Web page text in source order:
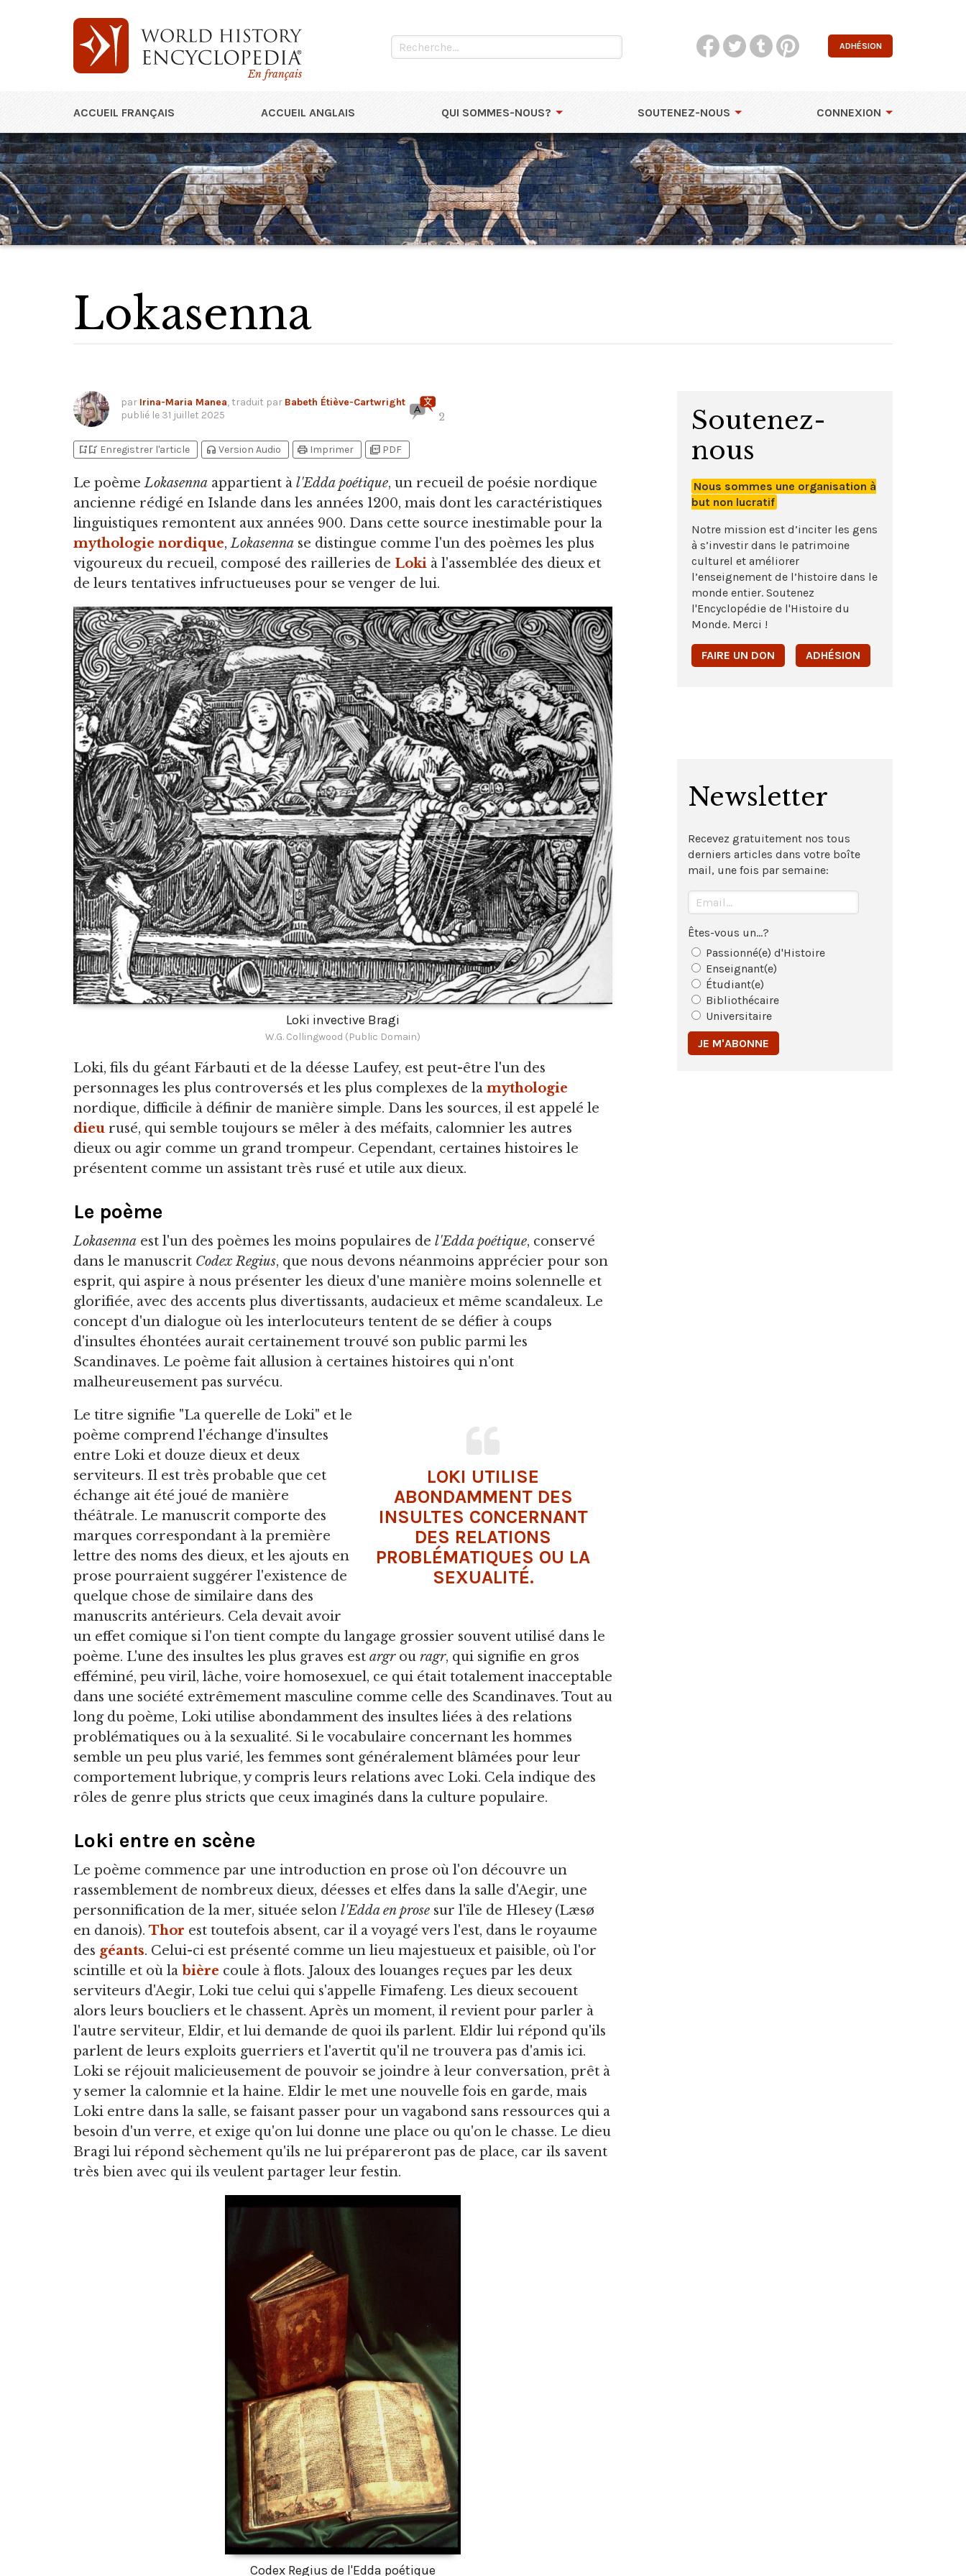
En français
ADHÉSION
ACCUEIL FRANÇAIS ACCUEIL ANGLAIS QUI SOMMES-NOUS? SOUTENEZ-NOUS CONNEXION
Lokasenna
par Irina-Maria Manea, traduit par Babeth Étiève-Cartwright
publié le 31 juillet 2025 2
bookmark_addbookmark_added Enregistrer l'article headphones Version Audio print Imprimer picture_as_pdf PDF
Le poèmeLokasenna appartient à l'Edda poétique, un recueil de poésie nordique
ancienne rédigé en Islande dans les années 1200, mais dont les caractéristiques
linguistiques remontent aux années 900. Dans cette source inestimable pour la
mythologie nordique,Lokasenna se distingue comme l'un des poèmes les plus
vigoureux du recueil, composé des railleries de Loki à l'assemblée des dieux et
de leurs tentatives infructueuses pour se venger de lui.
Loki invective Bragi
W.G. Collingwood (Public Domain)
Loki, fils du géant Fárbauti et de la déesse Laufey, est peut-être l'un des
personnages les plus controversés et les plus complexes de la mythologie
nordique, difficile à définir de manière simple. Dans les sources, il est appelé le
dieu rusé, qui semble toujours se mêler à des méfaits, calomnier les autres
dieux ou agir comme un grand trompeur. Cependant, certaines histoires le
présentent comme un assistant très rusé et utile aux dieux.
Le poème
Lokasenna est l'un des poèmes les moins populaires de l'Edda poétique, conservé
dans le manuscrit Codex Regius, que nous devons néanmoins apprécier pour son
esprit, qui aspire à nous présenter les dieux d'une manière moins solennelle et
glorifiée, avec des accents plus divertissants, audacieux et même scandaleux. Le
concept d'un dialogue où les interlocuteurs tentent de se défier à coups
d'insultes éhontées aurait certainement trouvé son public parmi les
Scandinaves. Le poème fait allusion à certaines histoires qui n'ont
malheureusement pas survécu.
LOKI UTILISE
ABONDAMMENT DES
INSULTES CONCERNANT
DES RELATIONS
PROBLÉMATIQUES OU LA
SEXUALITÉ.
Le titre signifie "La querelle de Loki" et le
poème comprend l'échange d'insultes
entre Loki et douze dieux et deux
serviteurs. Il est très probable que cet
échange ait été joué de manière
théâtrale. Le manuscrit comporte des
marques correspondant à la première
lettre des noms des dieux, et les ajouts en
prose pourraient suggérer l'existence de
quelque chose de similaire dans des
manuscrits antérieurs. Cela devait avoir
un effet comique si l'on tient compte du langage grossier souvent utilisé dans le
poème. L'une des insultes les plus graves est argr ou ragr, qui signifie en gros
efféminé, peu viril, lâche, voire homosexuel, ce qui était totalement inacceptable
dans une société extrêmement masculine comme celle des Scandinaves. Tout au
long du poème, Loki utilise abondamment des insultes liées à des relations
problématiques ou à la sexualité. Si le vocabulaire concernant les hommes
semble un peu plus varié, les femmes sont généralement blâmées pour leur
comportement lubrique, y compris leurs relations avec Loki. Cela indique des
rôles de genre plus stricts que ceux imaginés dans la culture populaire.
Loki entre en scène
Le poème commence par une introduction en prose où l'on découvre un
rassemblement de nombreux dieux, déesses et elfes dans la salle d'Aegir, une
personnification de la mer, située selon l'Edda en prose sur l'île de Hlesey (Læsø
en danois). Thor est toutefois absent, car il a voyagé vers l'est, dans le royaume
des géants. Celui-ci est présenté comme un lieu majestueux et paisible, où l'or
scintille et où la bière coule à flots. Jaloux des louanges reçues par les deux
serviteurs d'Aegir, Loki tue celui qui s'appelle Fimafeng. Les dieux secouent
alors leurs boucliers et le chassent. Après un moment, il revient pour parler à
l'autre serviteur, Eldir, et lui demande de quoi ils parlent. Eldir lui répond qu'ils
parlent de leurs exploits guerriers et l'avertit qu'il ne trouvera pas d'amis ici.
Loki se réjouit malicieusement de pouvoir se joindre à leur conversation, prêt à
y semer la calomnie et la haine. Eldir le met une nouvelle fois en garde, mais
Loki entre dans la salle, se faisant passer pour un vagabond sans ressources qui a
besoin d'un verre, et exige qu'on lui donne une place ou qu'on le chasse. Le dieu
Bragi lui répond sèchement qu'ils ne lui prépareront pas de place, car ils savent
très bien avec qui ils veulent partager leur festin.
Codex Regius de l'Edda poétique
Soutenez-
nous
Nous sommes une organisation à
but non lucratif
Notre mission est d’inciter les gens
à s’investir dans le patrimoine
culturel et améliorer
l’enseignement de l’histoire dans le
monde entier. Soutenez
l'Encyclopédie de l'Histoire du
Monde. Merci !
FAIRE UN DON ADHÉSION
Newsletter
Recevez gratuitement nos tous
derniers articles dans votre boîte
mail, une fois par semaine:
Êtes-vous un...?
Passionné(e) d'Histoire
Enseignant(e)
Étudiant(e)
Bibliothécaire
Universitaire